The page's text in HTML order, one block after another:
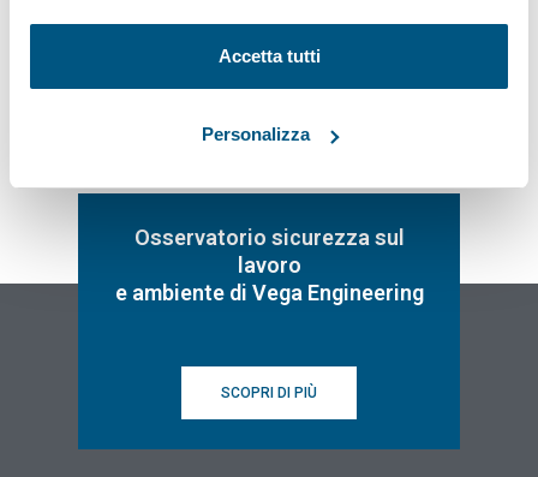
Accetta tutti
Personalizza
Osservatorio sicurezza sul
lavoro
e ambiente di Vega Engineering
SCOPRI DI PIÙ